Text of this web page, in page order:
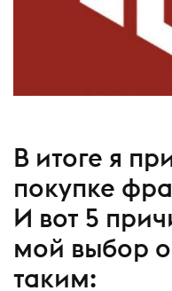
В итоге я
покупке
И вот 5
мой выбор
таким: